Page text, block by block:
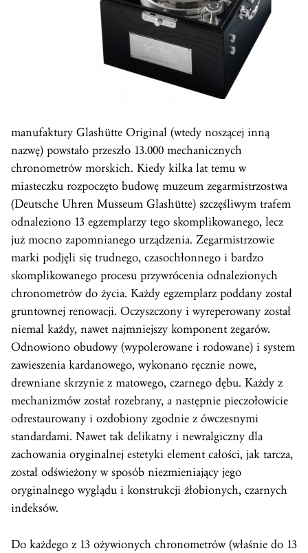
manufaktury Glashütte Original (wtedy noszącej inną
nazwę) powstało przeszło 13.000 mechanicznych
chronometrów morskich. Kiedy kilka lat temu w
miasteczku rozpoczęto budowę muzeum zegarmistrzostwa
(Deutsche Uhren Musseum Glashütte) szczęśliwym trafem
odnaleziono 13 egzemplarzy tego skomplikowanego, lecz
już mocno zapomnianego urządzenia. Zegarmistrzowie
marki podjęli się trudnego, czasochłonnego i bardzo
skomplikowanego procesu przywrócenia odnalezionych
chronometrów do życia. Każdy egzemplarz poddany został
gruntownej renowacji. Oczyszczony i wyreperowany został
niemal każdy, nawet najmniejszy komponent zegarów.
Odnowiono obudowy (wypolerowane i rodowane) i system
zawieszenia kardanowego, wykonano ręcznie nowe,
drewniane skrzynie z matowego, czarnego dębu. Każdy z
mechanizmów został rozebrany, a następnie pieczołowicie
odrestaurowany i ozdobiony zgodnie z ówczesnymi
standardami. Nawet tak delikatny i newralgiczny dla
zachowania oryginalnej estetyki element całości, jak tarcza,
został odświeżony w sposób niezmieniający jego
oryginalnego wyglądu i konstrukcji żłobionych, czarnych
indeksów.
Do każdego z 13 ożywionych chronometrów (właśnie do 13